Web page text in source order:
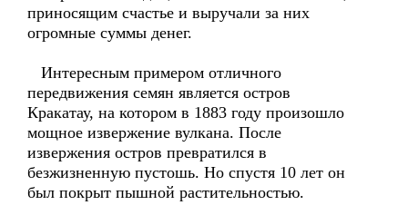
приносящим счастье и выручали за них
огромные суммы денег.
Интересным примером отличного
передвижения семян является остров
Кракатау, на котором в 1883 году произошло
мощное извержение вулкана. После
извержения остров превратился в
безжизненную пустошь. Но спустя 10 лет он
был покрыт пышной растительностью.